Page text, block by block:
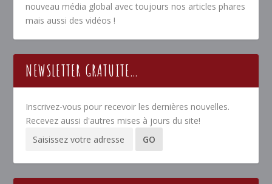
nouveau média global avec toujours nos articles phares
mais aussi des vidéos !
NEWSLETTER GRATUITE…
Inscrivez-vous pour recevoir les dernières nouvelles.
Recevez aussi d'autres mises à jours du site!